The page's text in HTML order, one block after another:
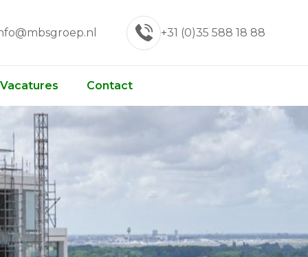
+31 (0)35 588 18 88
Vacatures Contact